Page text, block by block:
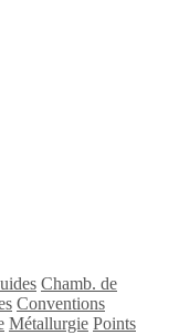
Chamb. de
Conventions
Métallurgie Points